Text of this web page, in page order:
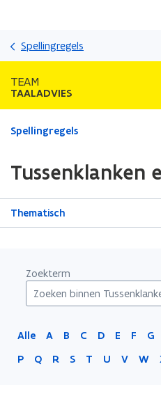
Spellingregels
TEAM
TAALADVIES
Gedaan
zich
op:
Tussenklanken
Spellingregels
Tussenklanken
Thematisch
Zoekterm
Alle A B C D E F G
P
Q R S T U V W